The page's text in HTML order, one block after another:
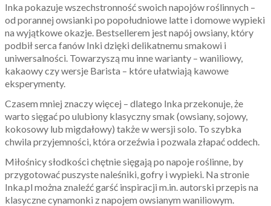
Inka pokazuje wszechstronność swoich napojów roślinnych –
od porannej owsianki po popołudniowe latte i domowe wypieki
na wyjątkowe okazje. Bestsellerem jest napój owsiany, który
podbił serca fanów Inki dzięki delikatnemu smakowi i
uniwersalności. Towarzyszą mu inne warianty – waniliowy,
kakaowy czy wersje Barista – które ułatwiają kawowe
eksperymenty.
Czasem mniej znaczy więcej – dlatego Inka przekonuje, że
warto sięgać po ulubiony klasyczny smak (owsiany, sojowy,
kokosowy lub migdałowy) także w wersji solo. To szybka
chwila przyjemności, która orzeźwia i pozwala złapać oddech.
Miłośnicy słodkości chętnie sięgają po napoje roślinne, by
przygotować puszyste naleśniki, gofry i wypieki. Na stronie
Inka.pl można znaleźć garść inspiracji m.in. autorski przepis na
klasyczne cynamonki z napojem owsianym waniliowym.